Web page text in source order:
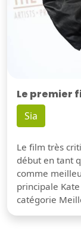
Le premier
Sia
Le film très
début en tant
comme
principale
catégorie